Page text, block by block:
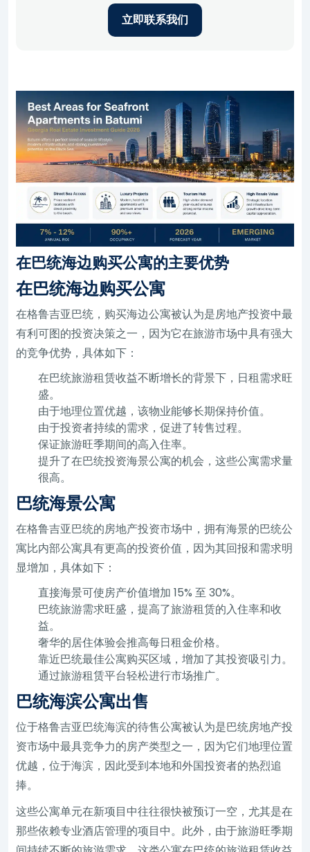
立即联系我们
在巴统海边购买公寓的主要优势
在巴统海边购买公寓
在格鲁吉亚巴统，购买海边公寓被认为是房地产投资中最
有利可图的投资决策之一，因为它在旅游市场中具有强大
的竞争优势，具体如下：
在巴统旅游租赁收益不断增长的背景下，日租需求旺
盛。
由于地理位置优越，该物业能够长期保持价值。
由于投资者持续的需求，促进了转售过程。
保证旅游旺季期间的高入住率。
提升了在巴统投资海景公寓的机会，这些公寓需求量
很高。
巴统海景公寓
在格鲁吉亚巴统的房地产投资市场中，拥有海景的巴统公
寓比内部公寓具有更高的投资价值，因为其回报和需求明
显增加，具体如下：
直接海景可使房产价值增加 15% 至 30%。
巴统旅游需求旺盛，提高了旅游租赁的入住率和收
益。
奢华的居住体验会推高每日租金价格。
靠近巴统最佳公寓购买区域，增加了其投资吸引力。
通过旅游租赁平台轻松进行市场推广。
巴统海滨公寓出售
位于格鲁吉亚巴统海滨的待售公寓被认为是巴统房地产投
资市场中最具竞争力的房产类型之一，因为它们地理位置
优越，位于海滨，因此受到本地和外国投资者的热烈追
捧。
这些公寓单元在新项目中往往很快被预订一空，尤其是在
那些依赖专业酒店管理的项目中。此外，由于旅游旺季期